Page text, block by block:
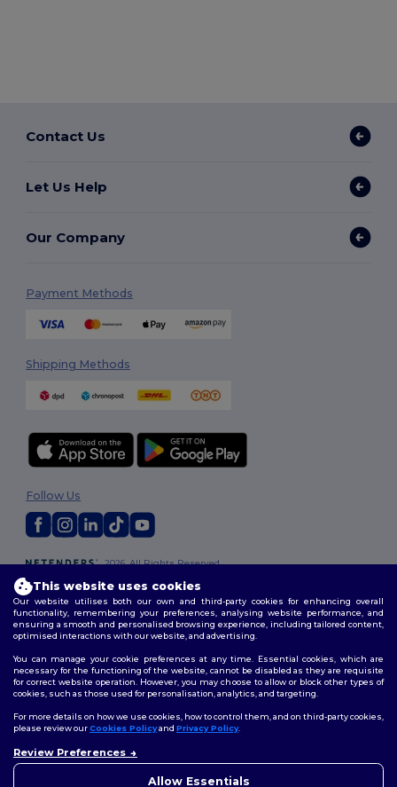
Contact Us
Let Us Help
Our Company
Payment Methods
Shipping Methods
2026. All Rights Reserved
Terms & Conditions
Customization Policy
Policy|Site Map
Follow Us
This website uses cookies
Our website utilises both our own and third-party cookies for enhancing overall
functionality, remembering your preferences, analysing website performance, and
ensuring a smooth and personalised browsing experience, including tailored content,
optimised interactions with our website, and advertising.
You can manage your cookie preferences at any time. Essential cookies, which are
necessary for the functioning of the website, cannot be disabled as they are requisite
for correct website operation. However, you may choose to allow or block other types of
cookies, such as those used for personalisation, analytics, and targeting.
For more details on how we use cookies, how to control them, and on third-party cookies,
please review ourCookies Policyand Privacy Policy.
Review Preferences
Allow Essentials